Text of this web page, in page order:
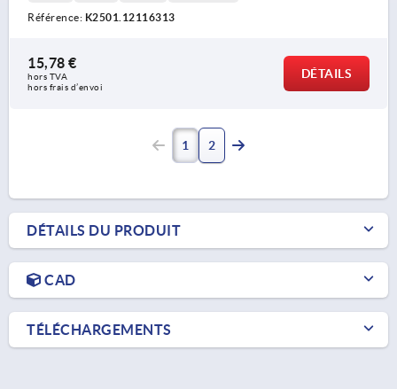
Référence: K2501.12116313
15,78 €
hors TVA
hors frais d’envoi
DÉTAILS
1 2
DÉTAILS DU PRODUIT
CAD
TÉLÉCHARGEMENTS